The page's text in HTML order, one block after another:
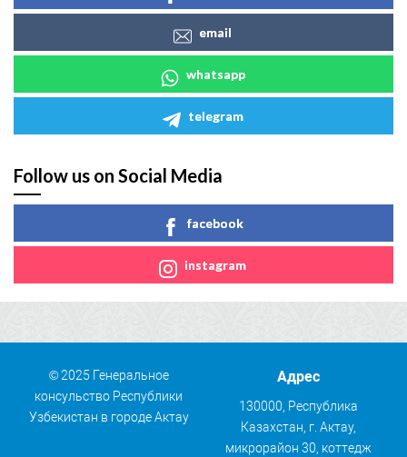
email
whatsapp
telegram
Follow us on Social Media
facebook
instagram
© 2025 Генеральное
консульство Республики
Узбекистан в городе Актау
Адрес
130000, Республика
Казахстан, г. Актау,
микрорайон 30, коттедж